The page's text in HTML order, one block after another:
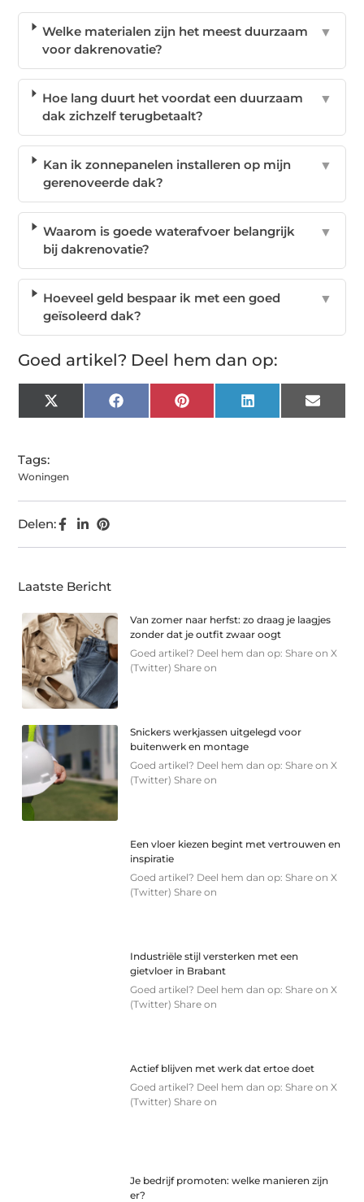
Welke materialen zijn het meest duurzaam
voor dakrenovatie?
▼
Hoe lang duurt het voordat een duurzaam
dak zichzelf terugbetaalt?
▼
Kan ik zonnepanelen installeren op mijn
gerenoveerde dak?
▼
Waarom is goede waterafvoer belangrijk
bij dakrenovatie?
▼
Hoeveel geld bespaar ik met een goed
geïsoleerd dak?
▼
Goed artikel? Deel hem dan op:
X
(Twitter)
FacebookPinterest LinkedIn Email
Tags:
Woningen
Delen:
Laatste Bericht
Van zomer naar herfst: zo draag je laagjes
zonder dat je outfit zwaar oogt
Goed artikel? Deel hem dan op: Share on X
(Twitter) Share on
Snickers werkjassen uitgelegd voor
buitenwerk en montage
Goed artikel? Deel hem dan op: Share on X
(Twitter) Share on
Een vloer kiezen begint met vertrouwen en
inspiratie
Goed artikel? Deel hem dan op: Share on X
(Twitter) Share on
Industriële stijl versterken met een
gietvloer in Brabant
Goed artikel? Deel hem dan op: Share on X
(Twitter) Share on
Actief blijven met werk dat ertoe doet
Goed artikel? Deel hem dan op: Share on X
(Twitter) Share on
Je bedrijf promoten: welke manieren zijn
er?